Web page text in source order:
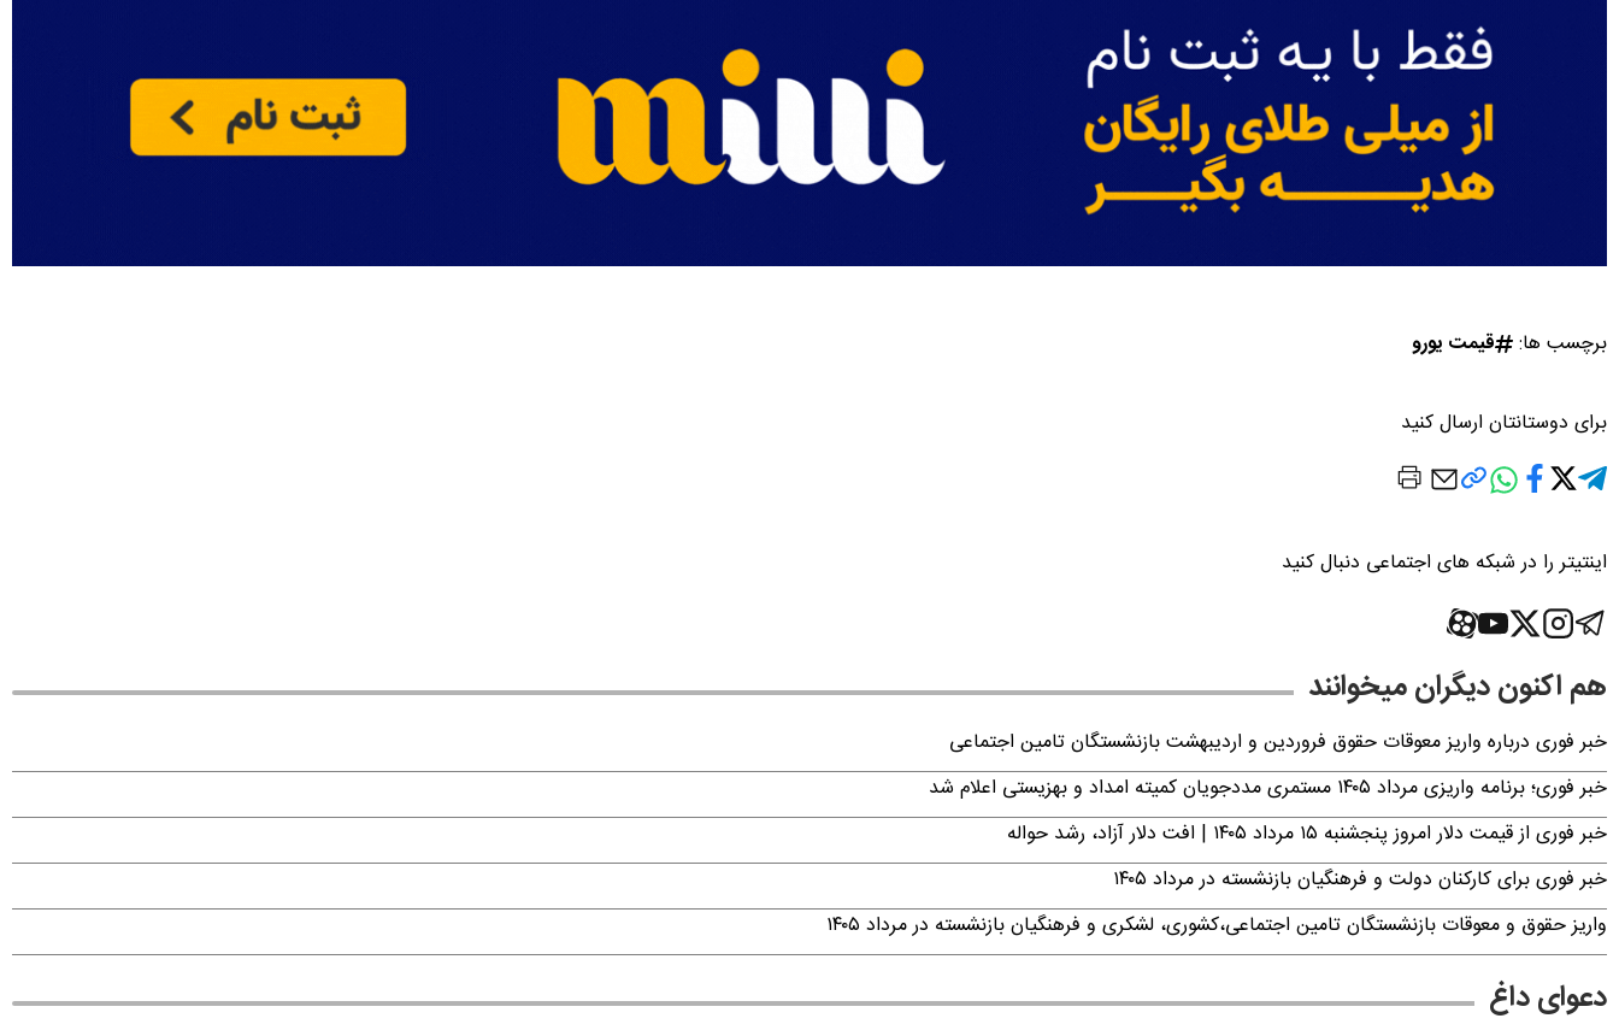
برچسب ها: قیمت یورو
برای دوستانتان ارسال کنید
اینتیتر را در شبکه های اجتماعی دنبال کنید
هم اکنون دیگران میخوانند
خبر فوری درباره واریز معوقات حقوق فروردین و اردیبهشت بازنشستگان تامین اجتماعی
خبر فوری؛ برنامه واریزی مرداد ۱۴۰۵ مستمری مددجویان کمیته امداد و بهزیستی اعلام شد
خبر فوری از قیمت دلار امروز پنجشنبه ۱۵ مرداد ۱۴۰۵ | افت دلار آزاد، رشد حواله
خبر فوری برای کارکنان دولت و فرهنگیان بازنشسته در مرداد ۱۴۰۵
واریز حقوق و معوقات بازنشستگان تامین اجتماعی،‌کشوری، لشکری و فرهنگیان بازنشسته در مرداد ۱۴۰۵
دعوای داغ